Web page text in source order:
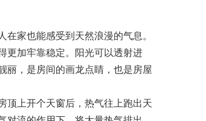
家也能感受到天然浪漫的气息。
加牢靠稳定。阳光可以透射进
丽，是房间的画龙点睛，也是房屋
上开个天窗后，热气往上跑出天